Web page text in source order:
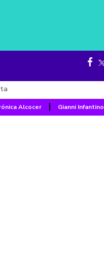
Alcocer Gianni Infantino